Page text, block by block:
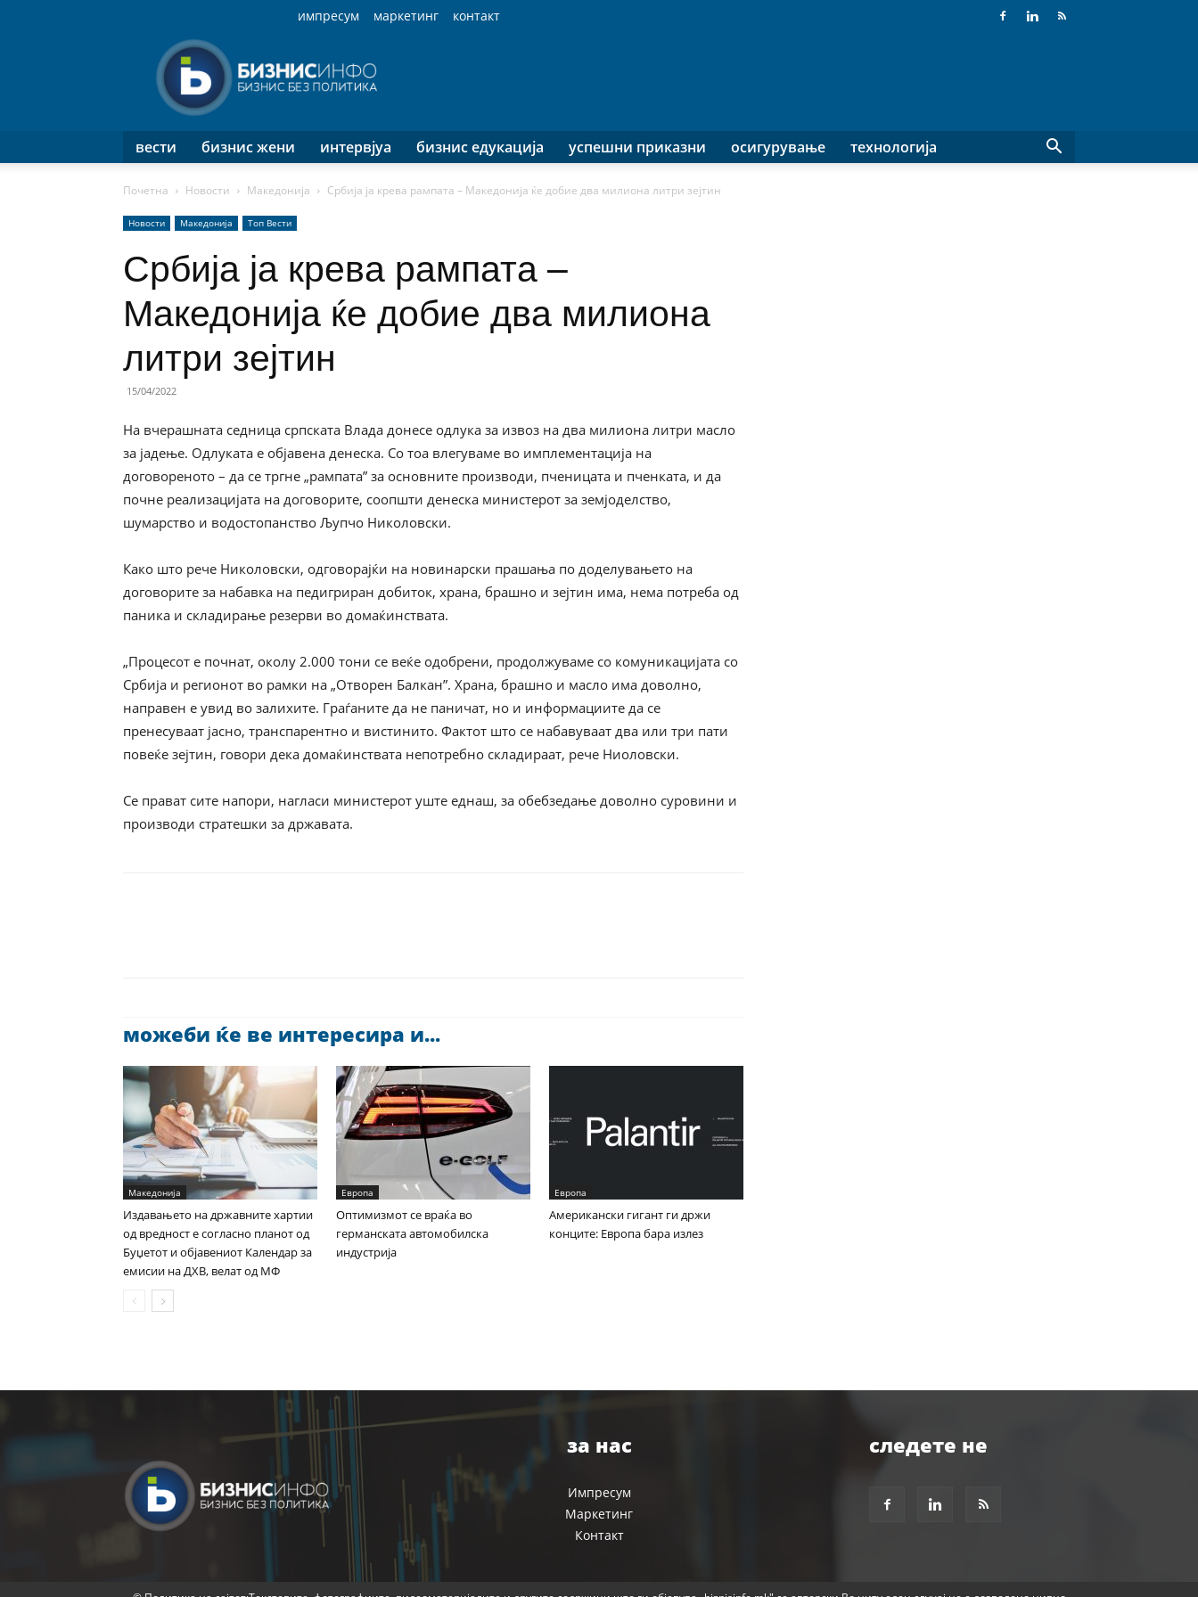
импресум маркетинг
контакт
Инфо
вести бизнис жени интервјуа бизнис едукација успешни приказни осигурување технологија
Почетна Новости Македонија Србија ја крева рампата – Македонија ќе добие два милиона литри зејтин
Новости Македонија Топ Вести
Србија ја крева рампата –
Македонија ќе добие два милиона
литри зејтин
15/04/2022
На вчерашната седница српската Влада донесе одлука за извоз на два милиона литри масло
за јадење. Одлуката е објавена денеска. Со тоа влегуваме во имплементација на
договореното – да се тргне „рампата” за основните производи, пченицата и пченката, и да
почне реализацијата на договорите, соопшти денеска министерот за земјоделство,
шумарство и водостопанство Љупчо Николовски.
Како што рече Николовски, одговорајќи на новинарски прашања по доделувањето на
договорите за набавка на педигриран добиток, храна, брашно и зејтин има, нема потреба од
паника и складирање резерви во домаќинствата.
„Процесот е почнат, околу 2.000 тони се веќе одобрени, продолжуваме со комуникацијата со
Србија и регионот во рамки на „Отворен Балкан”. Храна, брашно и масло има доволно,
направен е увид во залихите. Граѓаните да не паничат, но и информациите да се
пренесуваат јасно, транспарентно и вистинито. Фактот што се набавуваат два или три пати
повеќе зејтин, говори дека домаќинствата непотребно складираат, рече Ниоловски.
Се прават сите напори, нагласи министерот уште еднаш, за обебзедање доволно суровини и
производи стратешки за државата.
можеби ќе ве интересира и...
Македонија
Издавањето на државните хартии
од вредност е согласно планот од
Буџетот и објавениот Календар за
емисии на ДХВ, велат од МФ
Европа
Оптимизмот се враќа во
германската автомобилска
индустрија
Европа
Американски гигант ги држи
конците: Европа бара излез
за нас
Импресум
Маркетинг
Контакт
следете не